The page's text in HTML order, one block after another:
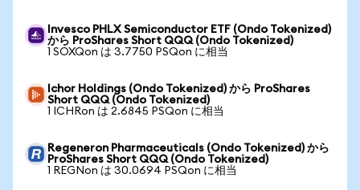
Invesco PHLX Semiconductor ETF (Ondo Tokenized)
から ProShares Short QQQ (Ondo Tokenized)
1 SOXQon は 3.7750 PSQon に相当
Ichor Holdings (Ondo Tokenized) から ProShares
Short QQQ (Ondo Tokenized)
1 ICHRon は 2.6845 PSQon に相当
Regeneron Pharmaceuticals (Ondo Tokenized) から
ProShares Short QQQ (Ondo Tokenized)
1 REGNon は 30.0694 PSQon に相当